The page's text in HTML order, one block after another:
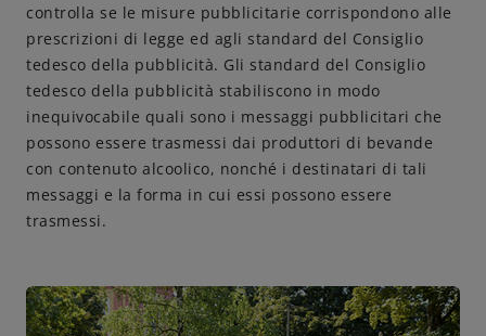
controlla se le misure pubblicitarie corrispondono alle
prescrizioni di legge ed agli standard del Consiglio
tedesco della pubblicità. Gli standard del Consiglio
tedesco della pubblicità stabiliscono in modo
inequivocabile quali sono i messaggi pubblicitari che
possono essere trasmessi dai produttori di bevande
con contenuto alcoolico, nonché i destinatari di tali
messaggi e la forma in cui essi possono essere
trasmessi.